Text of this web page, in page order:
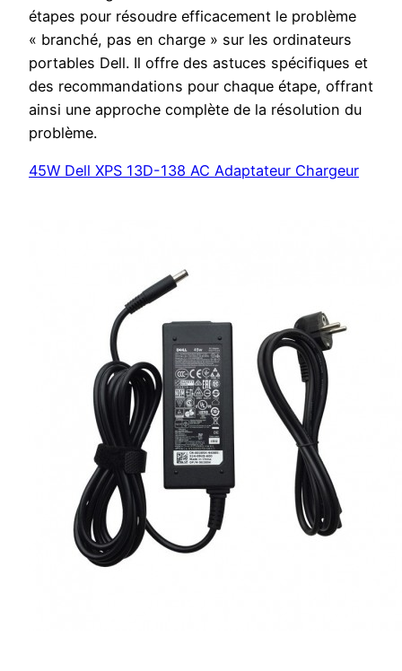
étapes pour résoudre efficacement le problème
« branché, pas en charge » sur les ordinateurs
portables Dell. Il offre des astuces spécifiques et
des recommandations pour chaque étape, offrant
ainsi une approche complète de la résolution du
problème.
45W Dell XPS 13D-138 AC Adaptateur Chargeur